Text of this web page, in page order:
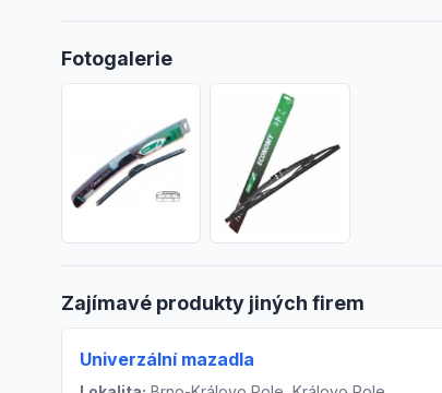
Fotogalerie
Zajímavé produkty jiných firem
Univerzální mazadla